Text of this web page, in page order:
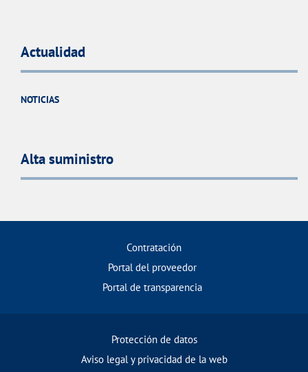
Actualidad
NOTICIAS
Alta suministro
Contratación
Portal del proveedor
Portal de transparencia
Protección de datos
Aviso legal y privacidad de la web